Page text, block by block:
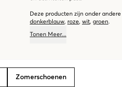
Deze producten zijn onder
donkerblauw, roze, wit, groen.
Tonen Meer...
Zomerschoenen